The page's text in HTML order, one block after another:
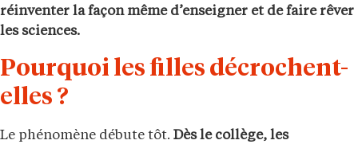
réinventer la façon même d’enseigner et de faire rêver
les sciences.
Pourquoi les filles décrochent-
elles ?
Le phénomène débute tôt. Dès le collège, les